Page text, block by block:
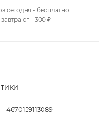
сегодня - бесплатно
от - 300 ₽
4670159113089